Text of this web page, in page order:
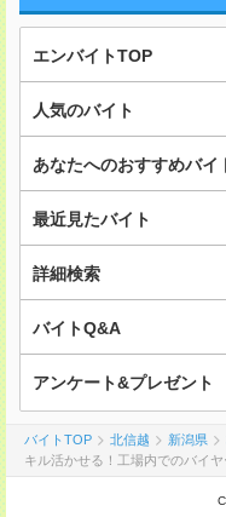
エンバイトTOP
人気のバイト
あなたへのおすすめバイ
最近見たバイト
詳細検索
バイトQ&A
アンケート&プレゼント
バイトTOP 北信越 新潟県
キル活かせる！工場内でのバイヤ